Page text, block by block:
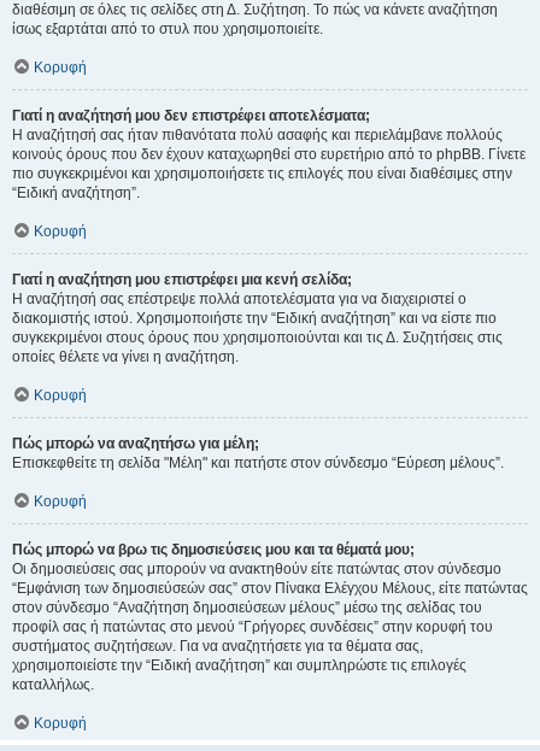
διαθέσιμη σε όλες τις σελίδες στη Δ. Συζήτηση. Το πώς να κάνετε αναζήτηση
ίσως εξαρτάται από το στυλ που χρησιμοποιείτε.
Κορυφή
Γιατί η αναζήτησή μου δεν επιστρέφει αποτελέσματα;
Η αναζήτησή σας ήταν πιθανότατα πολύ ασαφής και περιελάμβανε πολλούς
κοινούς όρους που δεν έχουν καταχωρηθεί στο ευρετήριο από το phpBB. Γίνετε
πιο συγκεκριμένοι και χρησιμοποιήσετε τις επιλογές που είναι διαθέσιμες στην
“Ειδική αναζήτηση”.
Κορυφή
Γιατί η αναζήτηση μου επιστρέφει μια κενή σελίδα;
Η αναζήτησή σας επέστρεψε πολλά αποτελέσματα για να διαχειριστεί ο
διακομιστής ιστού. Χρησιμοποιήστε την “Ειδική αναζήτηση” και να είστε πιο
συγκεκριμένοι στους όρους που χρησιμοποιούνται και τις Δ. Συζητήσεις στις
οποίες θέλετε να γίνει η αναζήτηση.
Κορυφή
Πώς μπορώ να αναζητήσω για μέλη;
Επισκεφθείτε τη σελίδα "Μέλη" και πατήστε στον σύνδεσμο “Εύρεση μέλους”.
Κορυφή
Πώς μπορώ να βρω τις δημοσιεύσεις μου και τα θέματά μου;
Οι δημοσιεύσεις σας μπορούν να ανακτηθούν είτε πατώντας στον σύνδεσμο
“Εμφάνιση των δημοσιεύσεών σας” στον Πίνακα Ελέγχου Μέλους, είτε πατώντας
στον σύνδεσμο “Αναζήτηση δημοσιεύσεων μέλους” μέσω της σελίδας του
προφίλ σας ή πατώντας στο μενού “Γρήγορες συνδέσεις” στην κορυφή του
συστήματος συζητήσεων. Για να αναζητήσετε για τα θέματα σας,
χρησιμοποιείστε την “Ειδική αναζήτηση” και συμπληρώστε τις επιλογές
καταλλήλως.
Κορυφή